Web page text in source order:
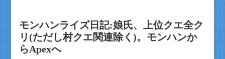
モンハンライズ日記:娘氏、上位クエ全ク
リ(ただし村クエ関連除く)。モンハンか
らApexへ